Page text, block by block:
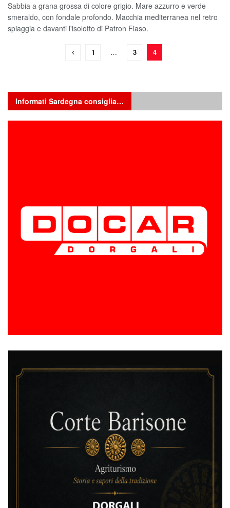
Sabbia a grana grossa di colore grigio. Mare azzurro e verde
smeraldo, con fondale profondo. Macchia mediterranea nel retro
spiaggia e davanti l'isolotto di Patron Fiaso.
1 … 3 4
Informati Sardegna consiglia…